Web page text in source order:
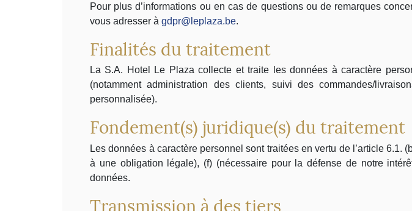
Pour plus d’informations ou en cas de questions ou de remarques
vous adresser à gdpr@leplaza.be.
Finalités du traitement
La S.A. Hotel Le Plaza collecte et traite les données à caractère
(notamment administration des clients, suivi des commandes/
personnalisée).
Fondement(s) juridique(s) du traitement
Les données à caractère personnel sont traitées en vertu de l’article 6.1.
à une obligation légale), (f) (nécessaire pour la défense de notre
données.
Transmission à des tiers